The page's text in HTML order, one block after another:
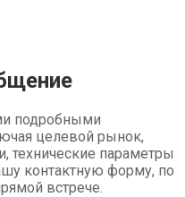
подробными
целевой рынок,
параметры
контактную форму, по
встрече.